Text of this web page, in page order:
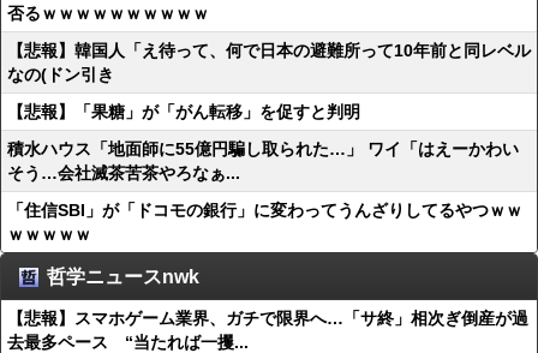
否るｗｗｗｗｗｗｗｗｗｗ
【悲報】韓国人「え待って、何で日本の避難所って10年前と同レベル
なの(ドン引き
【悲報】「果糖」が「がん転移」を促すと判明
積水ハウス「地面師に55億円騙し取られた…」 ワイ「はえーかわい
そう…会社滅茶苦茶やろなぁ...
「住信SBI」が「ドコモの銀行」に変わってうんざりしてるやつｗｗ
ｗｗｗｗｗ
哲学ニュースnwk
【悲報】スマホゲーム業界、ガチで限界へ…「サ終」相次ぎ倒産が過
去最多ペース “当たれば一攫...